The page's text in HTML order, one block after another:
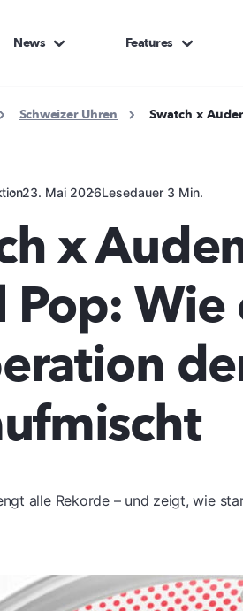
News Features
Schweizer Uhren Swatch x
23. Mai 2026Lesedauer 3 Min.
x
Pop:
alle Rekorde – und zeigt, wie